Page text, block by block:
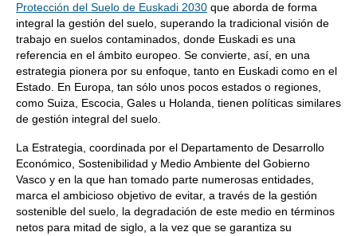
Protección del Suelo de Euskadi 2030 que aborda de forma
integral la gestión del suelo, superando la tradicional visión de
trabajo en suelos contaminados, donde Euskadi es una
referencia en el ámbito europeo. Se convierte, así, en una
estrategia pionera por su enfoque, tanto en Euskadi como en el
Estado. En Europa, tan sólo unos pocos estados o regiones,
como Suiza, Escocia, Gales u Holanda, tienen políticas similares
de gestión integral del suelo.
La Estrategia, coordinada por el Departamento de Desarrollo
Económico, Sostenibilidad y Medio Ambiente del Gobierno
Vasco y en la que han tomado parte numerosas entidades,
marca el ambicioso objetivo de evitar, a través de la gestión
sostenible del suelo, la degradación de este medio en términos
netos para mitad de siglo, a la vez que se garantiza su